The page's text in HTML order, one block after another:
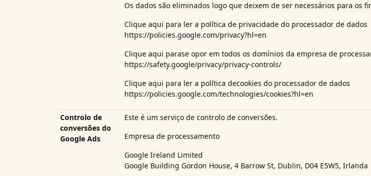
Os dados são eliminados logo que deixem de ser necessários para os
Clique aqui para ler a política de privacidade do processador de dados
https://policies.google.com/privacy?hl=en
Clique aqui parase opor em todos os domínios da empresa de
https://safety.google/privacy/privacy-controls/
Clique aqui para ler a política decookies do processador de dados
https://policies.google.com/technologies/cookies?hl=en
Controlo de
conversões do
Google Ads
Este é um serviço de controlo de conversões.
Empresa de processamento
Google Ireland Limited
Google Building Gordon House, 4 Barrow St, Dublin, D04 E5W5, Irlanda